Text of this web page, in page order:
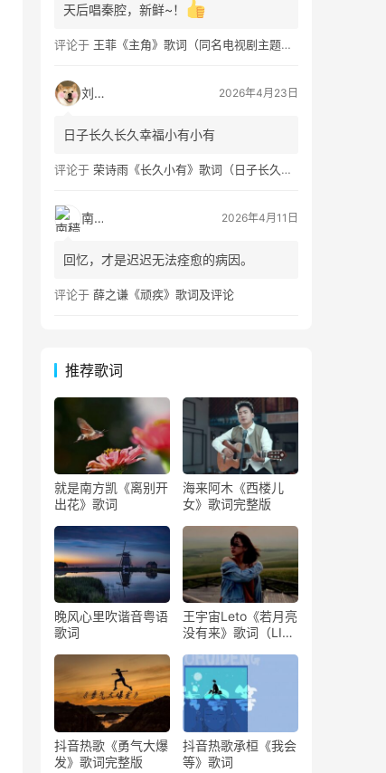
天后唱秦腔，新鲜~！
评论于 王菲《主角》歌词（同名电视剧主题曲）
刘看山 2026年4月23日
日子长久长久幸福小有小有
评论于 荣诗雨《长久小有》歌词（日子长久幸福小有）
南穑 2026年4月11日
回忆，才是迟迟无法痊愈的病因。
评论于 薛之谦《顽疾》歌词及评论
推荐歌词
就是南方凯《离别开
出花》歌词
海来阿木《西楼儿
女》歌词完整版
晚风心里吹谐音粤语
歌词
王宇宙Leto《若月亮
没有来》歌词（LIVE
抖音热歌《勇气大爆
发》歌词完整版
抖音热歌承桓《我会
等》歌词